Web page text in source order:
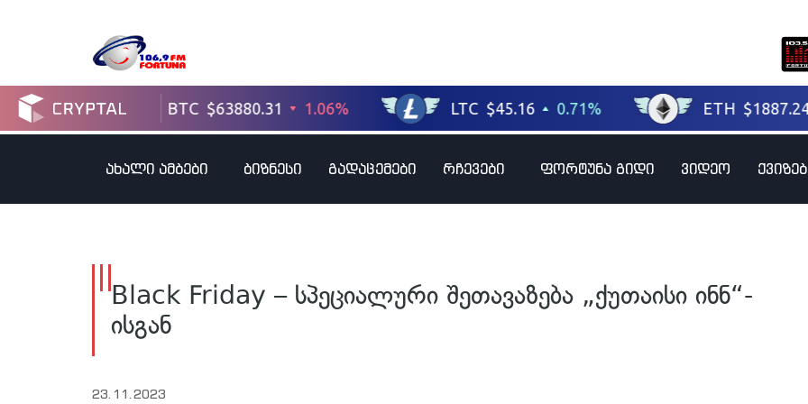
ახალი ამბები ბიზნესი გადაცემები რჩევები ფორტუნა გიდი ვიდეო
Black Friday – სპეციალური შეთავაზება „ქუთაისი ინნ“-
ისგან
23.11.2023